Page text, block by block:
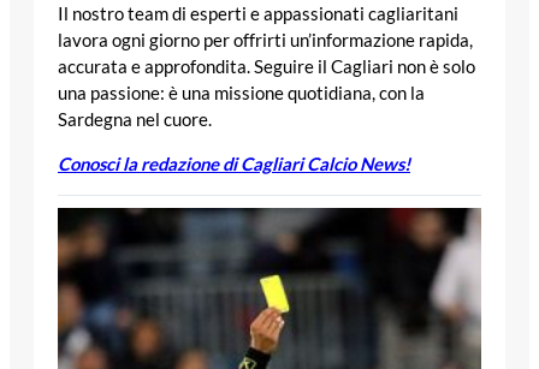
Il nostro team di esperti e appassionati cagliaritani
lavora ogni giorno per offrirti un’informazione rapida,
accurata e approfondita. Seguire il Cagliari non è solo
una passione: è una missione quotidiana, con la
Sardegna nel cuore.
Conosci la redazione di Cagliari Calcio News!